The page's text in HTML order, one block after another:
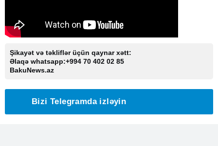
Şikayət və təkliflər üçün qaynar xətt:
Əlaqə whatsapp:+994 70 402 02 85
BakuNews.az
Bizi Telegramda izləyin